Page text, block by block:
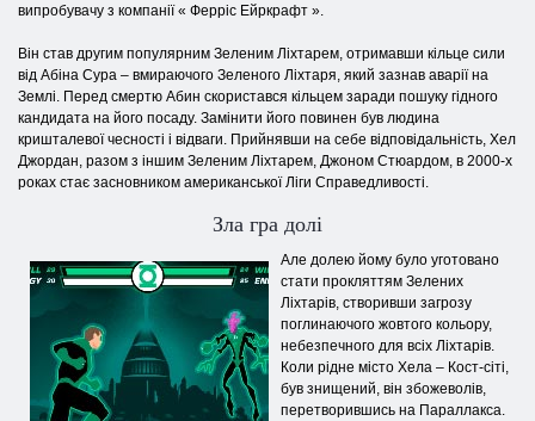
випробувачу з компанії « Ферріс Ейркрафт ».
Він став другим популярним Зеленим Ліхтарем, отримавши кільце сили
від Абіна Сура – вмираючого Зеленого Ліхтаря, який зазнав аварії на
Землі. Перед смертю Абин скористався кільцем заради пошуку гідного
кандидата на його посаду. Замінити його повинен був людина
кришталевої чесності і відваги. Прийнявши на себе відповідальність, Хел
Джордан, разом з іншим Зеленим Ліхтарем, Джоном Стюардом, в 2000-х
роках стає засновником американської Ліги Справедливості.
Зла гра долі
Але долею йому було уготовано
стати прокляттям Зелених
Ліхтарів, створивши загрозу
поглинаючого жовтого кольору,
небезпечного для всіх Ліхтарів.
Коли рідне місто Хела – Кост-сіті,
був знищений, він збожеволів,
перетворившись на Параллакса.